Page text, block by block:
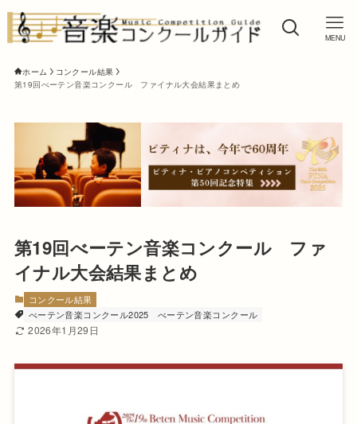
MENU
ホーム
コンクール結果
第19回べーテン音楽コンクール ファイナル大会結果まとめ
第19回べーテン音楽コンクール ファ
イナル大会結果まとめ
コンクール結果
べーテン音楽コンクール2025
べーテン音楽コンクール
2026年1月29日